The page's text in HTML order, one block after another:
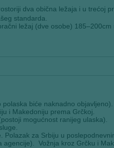
dva obična ležaja i u trećoj
standarda.
ležaj (dve osobe) 185–200cm
biće naknadno
i Makedoniju prema Grčkoj.
mogućnost ranijeg ulaska).
za Srbiju u
Vožnja kroz Grčku i